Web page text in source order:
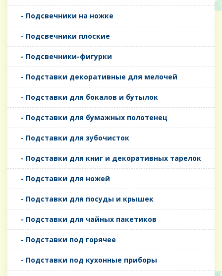
- Подсвечники на ножке
- Подсвечники плоские
- Подсвечники-фигурки
- Подставки декоративные для мелочей
- Подставки для бокалов и бутылок
- Подставки для бумажных полотенец
- Подставки для зубочисток
- Подставки для книг и декоративных тарелок
- Подставки для ножей
- Подставки для посуды и крышек
- Подставки для чайных пакетиков
- Подставки под горячее
- Подставки под кухонные приборы